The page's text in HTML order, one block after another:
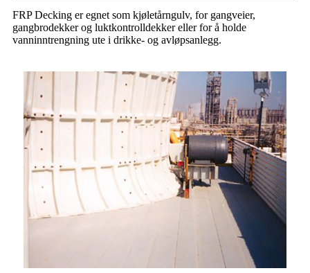
FRP Decking er egnet som kjøletårngulv, for gangveier,
gangbrodekker og luktkontrolldekker eller for å holde
vanninntrengning ute i drikke- og avløpsanlegg.